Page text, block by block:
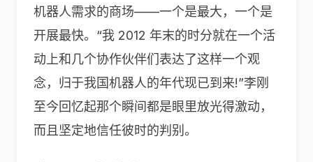
机器人需求的商场——一个是最大，一个是
开展最快。“我 2012 年末的时分就在一个活
动上和几个协作伙伴们表达了这样一个观
念，归于我国机器人的年代现已到来!”李刚
至今回忆起那个瞬间都是眼里放光得激动，
而且坚定地信任彼时的判别。